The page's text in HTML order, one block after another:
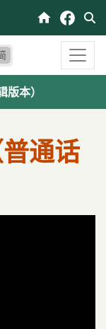
本）
通话